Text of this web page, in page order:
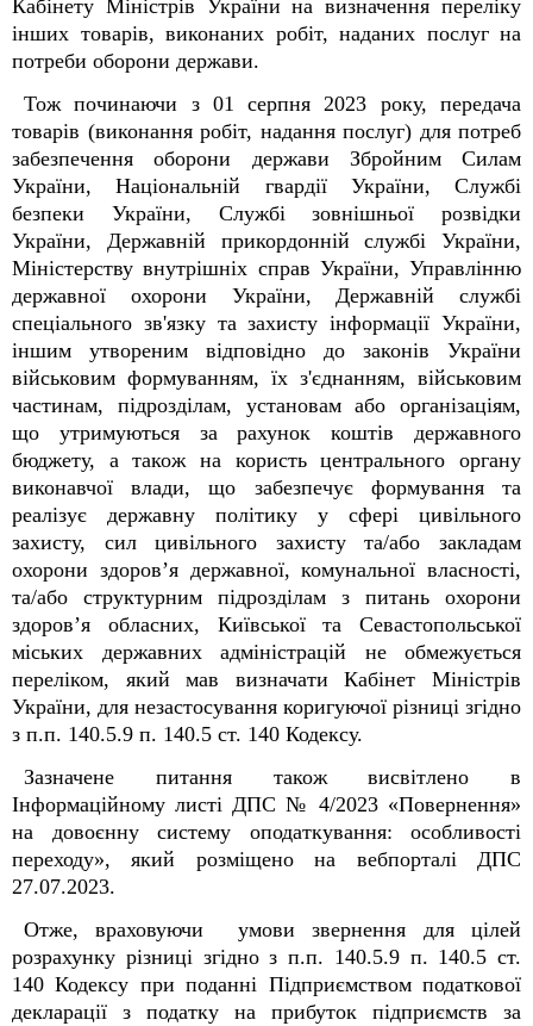
Кабінету Міністрів України на визначення переліку
інших товарів, виконаних робіт, наданих послуг на
потреби оборони держави.
Тож починаючи з 01 серпня 2023 року, передача
товарів (виконання робіт, надання послуг) для потреб
забезпечення оборони держави Збройним Силам
України, Національній гвардії України, Службі
безпеки України, Службі зовнішньої розвідки
України, Державній прикордонній службі України,
Міністерству внутрішніх справ України, Управлінню
державної охорони України, Державній службі
спеціального зв'язку та захисту інформації України,
іншим утвореним відповідно до законів України
військовим формуванням, їх з'єднанням, військовим
частинам, підрозділам, установам або організаціям,
що утримуються за рахунок коштів державного
бюджету, а також на користь центрального органу
виконавчої влади, що забезпечує формування та
реалізує державну політику у сфері цивільного
захисту, сил цивільного захисту та/або закладам
охорони здоров’я державної, комунальної власності,
та/або структурним підрозділам з питань охорони
здоров’я обласних, Київської та Севастопольської
міських державних адміністрацій не обмежується
переліком, який мав визначати Кабінет Міністрів
України, для незастосування коригуючої різниці згідно
з п.п. 140.5.9 п. 140.5 ст. 140 Кодексу.
Зазначене питання також висвітлено в
Інформаційному листі ДПС № 4/2023 «Повернення»
на довоєнну систему оподаткування: особливості
переходу», який розміщено на вебпорталі ДПС
27.07.2023.
Отже, враховуючи умови звернення для цілей
розрахунку різниці згідно з п.п. 140.5.9 п. 140.5 ст.
140 Кодексу при поданні Підприємством податкової
декларації з податку на прибуток підприємств за